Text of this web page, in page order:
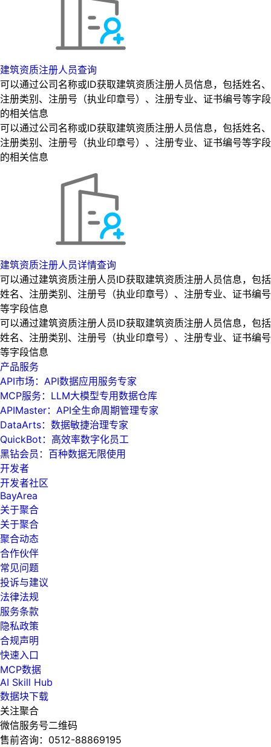
建筑资质注册人员查询
可以通过公司名称或ID获取建筑资质注册人员信息，包括姓名、
注册类别、注册号（执业印章号）、注册专业、证书编号等字段
的相关信息
可以通过公司名称或ID获取建筑资质注册人员信息，包括姓名、
注册类别、注册号（执业印章号）、注册专业、证书编号等字段
的相关信息
建筑资质注册人员详情查询
可以通过建筑资质注册人员ID获取建筑资质注册人员信息，包括
姓名、注册类别、注册号（执业印章号）、注册专业、证书编号
等字段信息
可以通过建筑资质注册人员ID获取建筑资质注册人员信息，包括
姓名、注册类别、注册号（执业印章号）、注册专业、证书编号
等字段信息
产品服务
API市场：API数据应用服务专家
MCP服务：LLM大模型专用数据仓库
APIMaster：API全生命周期管理专家
DataArts：数据敏捷治理专家
QuickBot：高效率数字化员工
黑钻会员：百种数据无限使用
开发者
开发者社区
BayArea
关于聚合
关于聚合
聚合动态
合作伙伴
常见问题
投诉与建议
法律法规
服务条款
隐私政策
合规声明
快速入口
MCP数据
AI Skill Hub
数据块下载
关注聚合
微信服务号二维码
售前咨询： 0512-88869195